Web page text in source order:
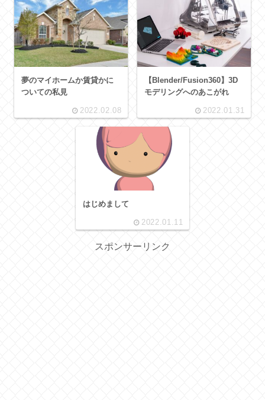
夢のマイホームか賃貸かに
ついての私見
2022.02.08
【Blender/Fusion360】3D
モデリングへのあこがれ
2022.01.31
はじめまして
2022.01.11
スポンサーリンク